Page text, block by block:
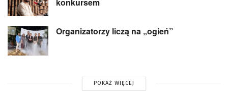
konkursem
Organizatorzy liczą na „ogień”
POKAŻ WIĘCEJ